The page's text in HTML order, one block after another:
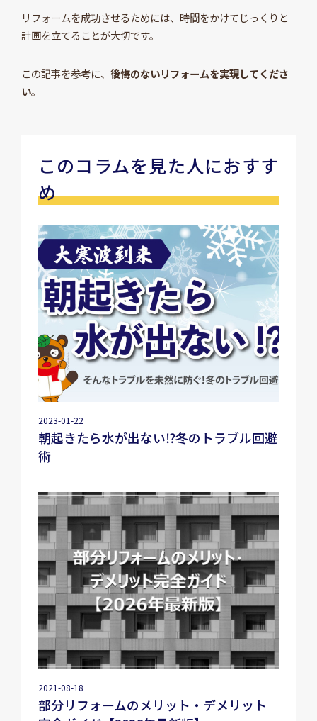
リフォームを成功させるためには、時間をかけてじっくりと
計画を立てることが大切です。
この記事を参考に、 後悔のないリフォームを実現してくださ
い。
このコラムを見た人におすす
め
2023-01-22
朝起きたら水が出ない⁉冬のトラブル回避
術
2021-08-18
部分リフォームのメリット・デメリット